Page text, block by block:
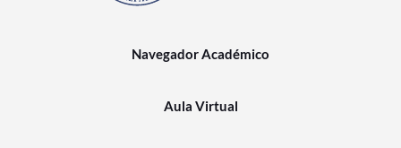
Navegador Académico
Aula Virtual